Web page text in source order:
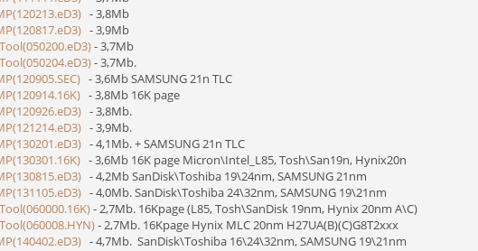
- 3,8Mb
- 3,9Mb
- 3,7Mb
- 3,7Mb.
- 3,6Mb SAMSUNG 21n TLC
- 3,8Mb 16K page
- 3,8Mb.
- 3,9Mb.
- 4,1Mb. + SAMSUNG 21n TLC
- 3,6Mb 16K page Micron\Intel_L85, Tosh\San19n, Hynix20n
- 4,2Mb SanDisk\Toshiba 19\24nm, SAMSUNG 21nm
- 4,0Mb. SanDisk\Toshiba 24\32nm, SAMSUNG 19\21nm
- 2,7Mb. 16Kpage (L85, Tosh\SanDisk 19nm, Hynix 20nm A\C)
- 2,7Mb. 16Kpage Hynix MLC 20nm H27UA(B)(C)G8T2xxx
- 4,7Mb. SanDisk\Toshiba 16\24\32nm, SAMSUNG 19\21nm